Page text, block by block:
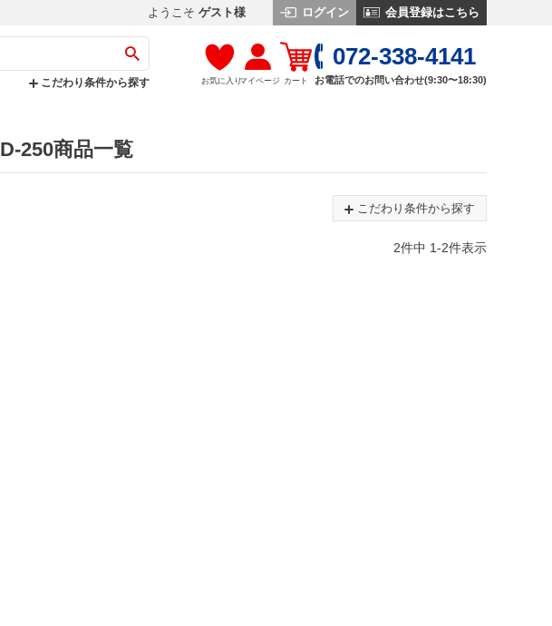
ようこそ ゲスト様 ログイン 会員登録はこちら
こだわり条件から探す お気に入りマイページ カート
072-338-4141
お電話でのお問い合わせ(9:30〜18:30)
D-250商品一覧
こだわり条件から探す
2件中 1-2件表示